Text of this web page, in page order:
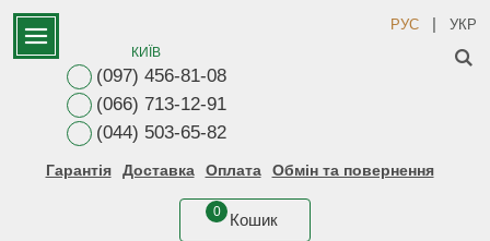
КИЇВ
(097) 456-81-08
(066) 713-12-91
(044) 503-65-82
Гарантія Доставка Оплата Обмін та повернення
0 Кошик
РУС | УКР